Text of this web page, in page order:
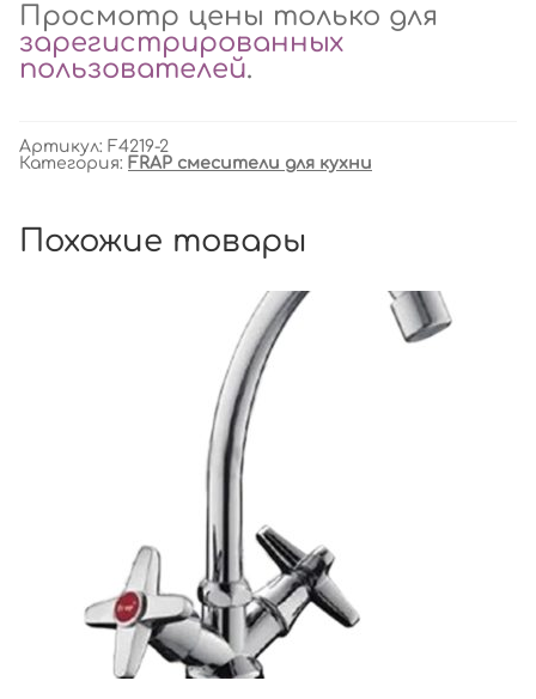
Просмотр цены только для
зарегистрированных
пользователей.
Артикул: F4219-2
Категория: FRAP смесители для кухни
Похожие товары